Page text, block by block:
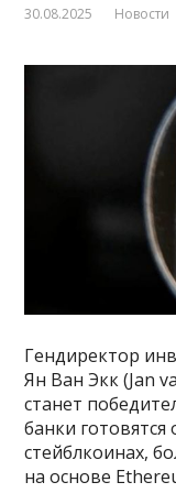
30.08.2025 Новости
Гендиректор
Ян Ван Экк (Jan
станет
банки
стейблкоинах,
на основе